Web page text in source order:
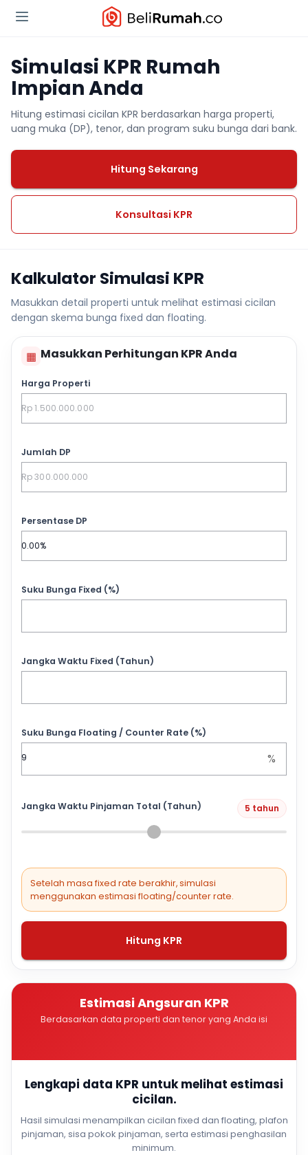
Simulasi KPR Rumah
Impian Anda
Hitung estimasi cicilan KPR berdasarkan harga properti,
uang muka (DP), tenor, dan program suku bunga dari bank.
Hitung Sekarang
Konsultasi KPR
Kalkulator Simulasi KPR
Masukkan detail properti untuk melihat estimasi cicilan
dengan skema bunga fixed dan floating.
▦ Masukkan Perhitungan KPR Anda
Harga Properti
Jumlah DP
Persentase DP
Suku Bunga Fixed (%)
Jangka Waktu Fixed (Tahun)
Suku Bunga Floating / Counter Rate (%)
%
Jangka Waktu Pinjaman Total (Tahun) 5 tahun
Setelah masa fixed rate berakhir, simulasi
menggunakan estimasi floating/counter rate.
Hitung KPR
Estimasi Angsuran KPR
Berdasarkan data properti dan tenor yang Anda isi
Lengkapi data KPR untuk melihat estimasi
cicilan.
Hasil simulasi menampilkan cicilan fixed dan floating, plafon
pinjaman, sisa pokok pinjaman, serta estimasi penghasilan
minimum.